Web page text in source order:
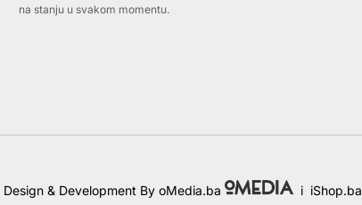
na stanju u svakom momentu.
Design & Development By oMedia.ba i iShop.ba